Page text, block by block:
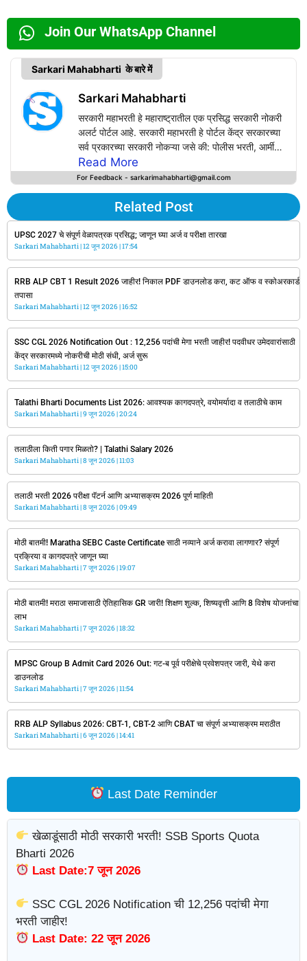
Join Our WhatsApp Channel
Sarkari Mahabharti के बारे में
Sarkari Mahabharti
सरकारी महाभरती हे महाराष्ट्रातील एक प्रसिद्ध सरकारी नोकरी
अलर्ट पोर्टल आहे. सरकारी महाभरती हे पोर्टल केंद्र सरकारच्या
सर्व प्रकारच्या सरकारी नोकऱ्या जसे की: पोलीस भरती, आर्मी
भरती, रेल्वे भरती, Bank Jobs, SSC, UPSC, PSC,
Defence Jobs तसेच सर्व राज्य सरकारच्या सरकारी
आपल्या वापरकर्त्यांसाठी अचूक, वेळेवर, सत्य आणि विश्वसनीय
माहिती प्रदान करण्याचे काम करते.
Sarkarimahabharti.com वर सरकारी विभागाच्या
अधिकृत जाहिरातींच्या आधारेच सरकारी नोकऱ्यांची नोटिफिकेशन
उपलब्ध करून दिली जाते.
Read More
For Feedback - sarkarimahabharti@gmail.com
Related Post
UPSC 2027 चे संपूर्ण वेळापत्रक प्रसिद्ध; जाणून घ्या अर्ज व परीक्षा तारखा
Sarkari Mahabharti 12 जून 2026 17:54
RRB ALP CBT 1 Result 2026 जाहीर! निकाल PDF डाउनलोड करा, कट ऑफ व स्कोअरकार्ड
तपासा
Sarkari Mahabharti 12 जून 2026 16:52
SSC CGL 2026 Notification Out : 12,256 पदांची मेगा भरती जाहीर! पदवीधर उमेदवारांसाठी
केंद्र सरकारमध्ये नोकरीची मोठी संधी, अर्ज सुरू
Sarkari Mahabharti 12 जून 2026 15:00
Talathi Bharti Documents List 2026: आवश्यक कागदपत्रे, वयोमर्यादा व तलाठीचे काम
Sarkari Mahabharti 9 जून 2026 20:24
तलाठीला किती पगार मिळतो? | Talathi Salary 2026
Sarkari Mahabharti 8 जून 2026 11:03
तलाठी भरती 2026 परीक्षा पॅटर्न आणि अभ्यासक्रम 2026 पूर्ण माहिती
Sarkari Mahabharti 8 जून 2026 09:49
मोठी बातमी! Maratha SEBC Caste Certificate साठी नव्याने अर्ज करावा लागणार? संपूर्ण
प्रक्रिया व कागदपत्रे जाणून घ्या
Sarkari Mahabharti 7 जून 2026 19:07
मोठी बातमी! मराठा समाजासाठी ऐतिहासिक GR जारी! शिक्षण शुल्क, शिष्यवृत्ती आणि 8 विशेष योजनांचा
लाभ
Sarkari Mahabharti 7 जून 2026 18:32
MPSC Group B Admit Card 2026 Out: गट-ब पूर्व परीक्षेचे प्रवेशपत्र जारी, येथे करा
डाउनलोड
Sarkari Mahabharti 7 जून 2026 11:54
RRB ALP Syllabus 2026: CBT-1, CBT-2 आणि CBAT चा संपूर्ण अभ्यासक्रम मराठीत
Sarkari Mahabharti 6 जून 2026 14:41
Last Date Reminder
खेळाडूंसाठी मोठी सरकारी भरती! SSB Sports Quota
Bharti 2026
Last Date:7 जून 2026
SSC CGL 2026 Notification ची 12,256 पदांची मेगा
भरती जाहीर!
Last Date: 22 जून 2026